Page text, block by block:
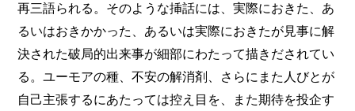
再三語られる。そのような挿話には、実際におきた、あ
るいはおきかかった、あるいは実際におきたが見事に解
決された破局的出来事が細部にわたって描きだされてい
る。ユーモアの種、不安の解消剤、さらにまた人びとが
自己主張するにあたっては控え目を、また期待を投企す